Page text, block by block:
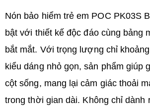
Nón bảo hiểm trẻ em POC PK03S
bật với thiết kế độc đáo cùng bảng
bắt mắt. Với trọng lượng chỉ
kiểu dáng nhỏ gọn, sản phẩm giúp
cột sống, mang lại cảm giác thoải
trong thời gian dài. Không chỉ dành